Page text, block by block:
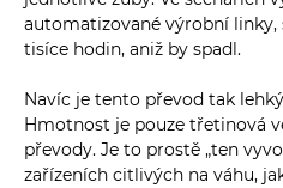
automatizované výrobní
tisíce hodin, aniž by spadl.
Navíc je tento převod tak
Hmotnost je pouze třetinová
převody. Je to prostě „ten
zařízeních citlivých na váhu,